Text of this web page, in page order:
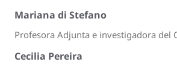
Mariana di Stefano
Profesora Adjunta e investigadora del
Cecilia Pereira